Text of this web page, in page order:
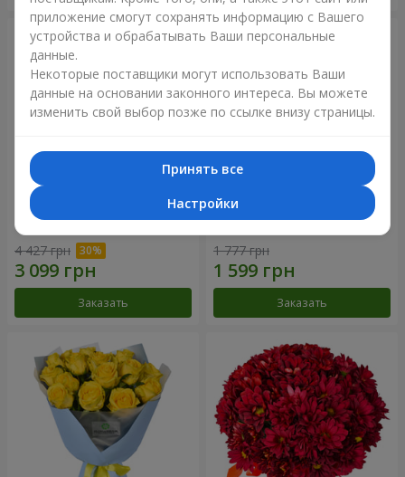
Букет "Крещатик"
4 427 грн
Заказать
Букет "Мы и лето"
1 777 грн
Заказать
приложение смогут сохранять информацию с Вашего
устройства и обрабатывать Ваши персональные
данные.
Некоторые поставщики могут использовать Ваши
данные на основании законного интереса. Вы можете
изменить свой выбор позже по ссылке внизу страницы.
Принять все
Настройки